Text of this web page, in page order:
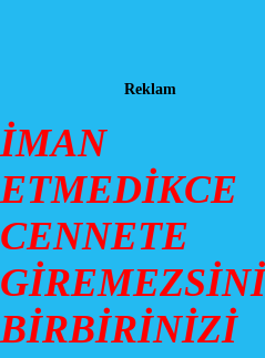
Reklam
İMAN
ETMEDİKCE
CENNETE
BİRBİRİNİZİ